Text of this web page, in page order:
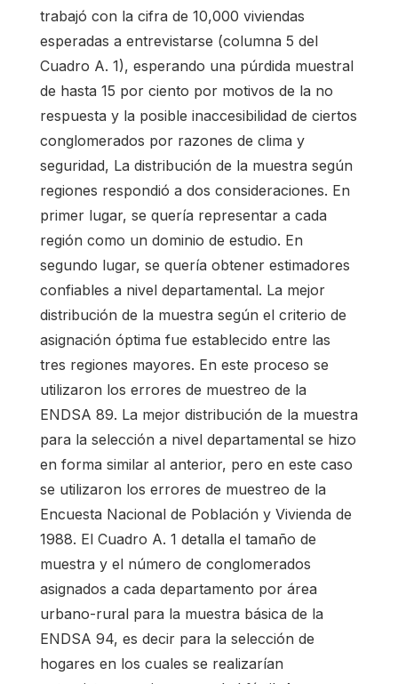
trabajó con la cifra de 10,000 viviendas
esperadas a entrevistarse (columna 5 del
Cuadro A. 1), esperando una púrdida muestral
de hasta 15 por ciento por motivos de la no
respuesta y la posible inaccesibilidad de ciertos
conglomerados por razones de clima y
seguridad, La distribución de la muestra según
regiones respondió a dos consideraciones. En
primer lugar, se quería representar a cada
región como un dominio de estudio. En
segundo lugar, se quería obtener estimadores
confiables a nivel departamental. La mejor
distribución de la muestra según el criterio de
asignación óptima fue establecido entre las
tres regiones mayores. En este proceso se
utilizaron los errores de muestreo de la
ENDSA 89. La mejor distribución de la muestra
para la selección a nivel departamental se hizo
en forma similar al anterior, pero en este caso
se utilizaron los errores de muestreo de la
Encuesta Nacional de Población y Vivienda de
1988. El Cuadro A. 1 detalla el tamaño de
muestra y el número de conglomerados
asignados a cada departamento por área
urbano-rural para la muestra básica de la
ENDSA 94, es decir para la selección de
hogares en los cuales se realizarían